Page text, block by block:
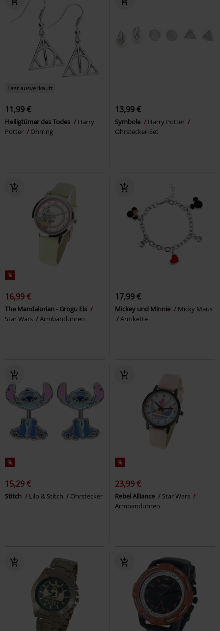
Fast ausverkauft
11,99 €
Heiligtümer des Todes
Harry
Potter
Ohrring
13,99 €
Symbole
Harry Potter
Ohrstecker-Set
%
16,99 €
The Mandalorian - Grogu Eis
Star Wars
Armbanduhren
17,99 €
Mickey und Minnie
Micky Maus
Armkette
%
15,29 €
Stitch Lilo & Stitch Ohrstecker
%
23,99 €
Rebel Alliance
Star Wars
Armbanduhren